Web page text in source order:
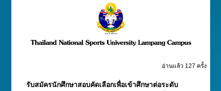
อ่านแล้ว 127 ครั้ง
รับสมัครนักศึกษาสอบคัดเลือกเพื่อเข้าศึกษาต่อระดับ